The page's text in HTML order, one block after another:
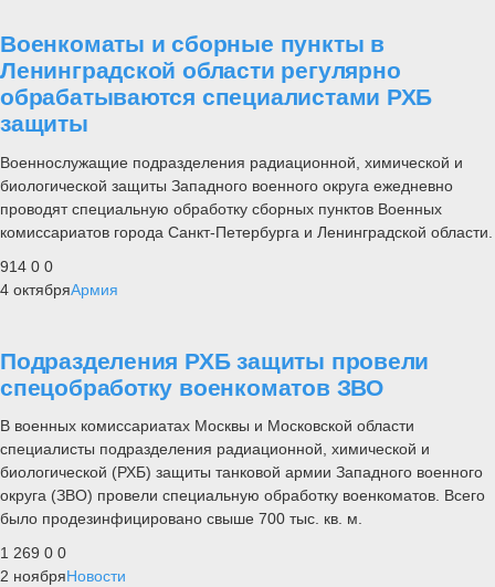
Военкоматы и сборные пункты в
Ленинградской области регулярно
обрабатываются специалистами РХБ
защиты
Военнослужащие подразделения радиационной, химической и
биологической защиты Западного военного округа ежедневно
проводят специальную обработку сборных пунктов Военных
комиссариатов города Санкт-Петербурга и Ленинградской области.
914 0 0
4 октябряАрмия
Подразделения РХБ защиты провели
спецобработку военкоматов ЗВО
В военных комиссариатах Москвы и Московской области
специалисты подразделения радиационной, химической и
биологической (РХБ) защиты танковой армии Западного военного
округа (ЗВО) провели специальную обработку военкоматов. Всего
было продезинфицировано свыше 700 тыс. кв. м.
1 269 0 0
2 ноябряНовости